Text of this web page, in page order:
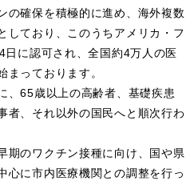
の確保を積極的に進め、海外複数
しており、このうちアメリカ・フ
日に認可され、全国約4万人の医
まっております。
、65歳以上の高齢者、基礎疾患
者、それ以外の国民へと順次行わ
期のワクチン接種に向け、国や県
心に市内医療機関との調整を行っ